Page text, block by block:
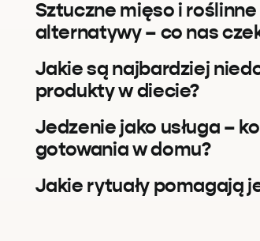
Sztuczne mięso i roślinne
alternatywy – co nas
Jakie są najbardziej
produkty w diecie?
Jedzenie jako usługa –
gotowania w domu?
Jakie rytuały pomagają